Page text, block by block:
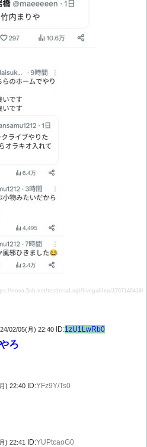
nova.5ch.net/test/read.cgi/livegalileo/1707140416/
02/05(月) 22:40 ID:1zU1LwRb0
ろ
) 22:40 ID:YFz9Y/Ts0
) 22:41 ID:YUPtcaoG0